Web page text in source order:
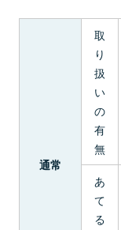
通常
取
り
扱
い
の
有
無
あ
て
る